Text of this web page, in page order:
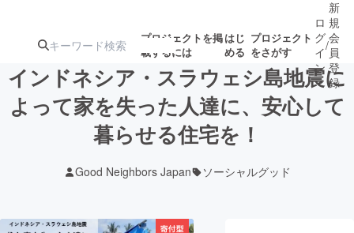
プロジェクトを掲
載するには
はじ
める
プロジェクト
をさがす
注目のリ 注目の新着プロ募集終了が近いプ
ロジェクト
ロ
グ
イ
ン
/
新
規
会
員
登
録
インドネシア・スラウェシ島地震に
よって家を失った人達に、安心して
暮らせる住宅を！
Good Neighbors Japan ソーシャルグッド